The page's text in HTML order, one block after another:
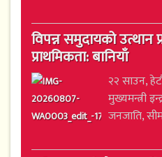
विपन्न समुदायको
प्राथमिकता: बानियाँ
२२ साउन,
मुख्यमन्त्री
जनजाति,